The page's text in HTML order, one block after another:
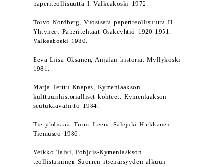
paperiteollisuutta I. Valkeakoski 1972.
Toivo Nordberg, Vuosisata paperiteollisuutta II.
Yhtyneet Paperitehtaat Osakeyhtiö 1920-1951.
Valkeakoski 1980.
Eeva-Liisa Oksanen, Anjalan historia. Myllykoski
1981.
Marja Terttu Knapas, Kymenlaakson
kulttuurihistorialliset kohteet. Kymenlaakson
seutukaavaliitto 1984.
Tie yhdistää. Toim. Leena Sälejoki-Hiekkanen.
Tiemuseo 1986.
Veikko Talvi, Pohjois-Kymenlaakson
teollistuminen Suomen itsenäisyyden alkuun